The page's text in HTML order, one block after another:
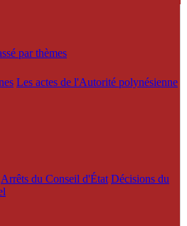
par thèmes
Les actes de l'Autorité polynésienne
Arrêts du Conseil d'État Décisions du